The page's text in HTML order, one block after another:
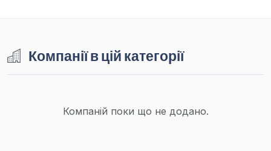
Компанії в цій категорії
Компаній поки що не додано.